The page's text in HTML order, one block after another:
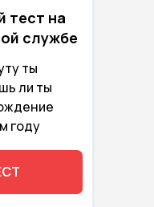
ты
ли ты
году
тест на
службе